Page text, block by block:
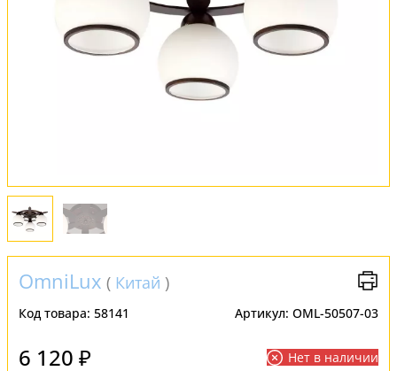
Установка
OmniLux ( Китай )
Код товара: 58141 Артикул: OML-50507-03
6 120 ₽ Нет в наличии